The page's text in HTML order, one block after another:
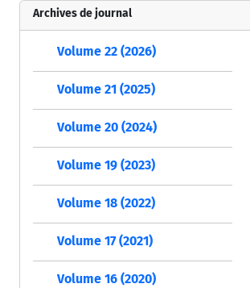
Archives de journal
Volume 22 (2026)
Volume 21 (2025)
Volume 20 (2024)
Volume 19 (2023)
Volume 18 (2022)
Volume 17 (2021)
Volume 16 (2020)